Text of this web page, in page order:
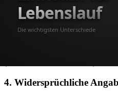
3. Keine LinkedIn-URL im
Dein LinkedIn-Profil ist eine
du keinen Link angibst, muss der
vielleicht das falsche Profil.
4. Widersprüchliche